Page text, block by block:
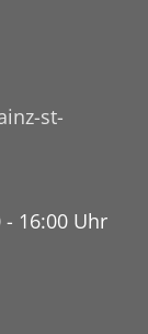
st-
16:00 Uhr